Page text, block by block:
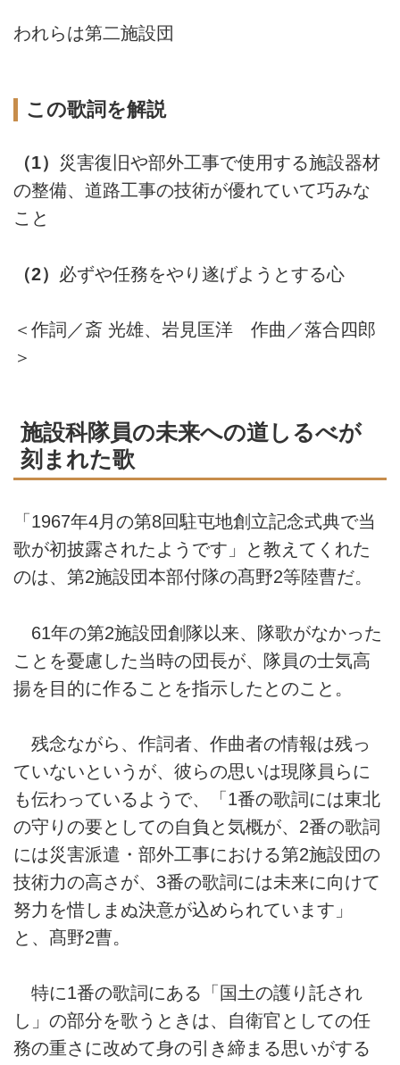
われらは第二施設団
この歌詞を解説
（1） 災害復旧や部外工事で使用する施設器材
の整備、道路工事の技術が優れていて巧みな
こと
（2） 必ずや任務をやり遂げようとする心
＜作詞／斎 光雄、岩見匡洋 作曲／落合四郎
＞
施設科隊員の未来への道しるべが
刻まれた歌
「1967年4月の第8回駐屯地創立記念式典で当
歌が初披露されたようです」と教えてくれた
のは、第2施設団本部付隊の髙野2等陸曹だ。
61年の第2施設団創隊以来、隊歌がなかった
ことを憂慮した当時の団長が、隊員の士気高
揚を目的に作ることを指示したとのこと。
残念ながら、作詞者、作曲者の情報は残っ
ていないというが、彼らの思いは現隊員らに
も伝わっているようで、「1番の歌詞には東北
の守りの要としての自負と気概が、2番の歌詞
には災害派遣・部外工事における第2施設団の
技術力の高さが、3番の歌詞には未来に向けて
努力を惜しまぬ決意が込められています」
と、髙野2曹。
特に1番の歌詞にある「国土の護り託され
し」の部分を歌うときは、自衛官としての任
務の重さに改めて身の引き締まる思いがする